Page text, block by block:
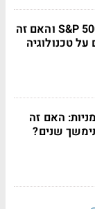
מה הכיוון של ה-S&P 500 והאם זה
טכנולוגיה
האם זה
שנים?